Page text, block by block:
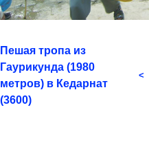
Пешая тропа из
Гаурикунда (1980
метров) в Кедарнат
(3600)
<